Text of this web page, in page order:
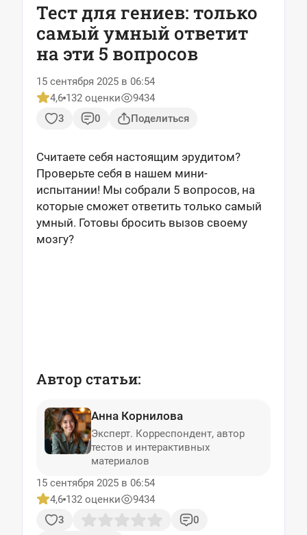
Тест для гениев: только
самый умный ответит
на эти 5 вопросов
15 сентября 2025 в 06:54
4,6 132 оценки
9434
3
0 Поделиться
Считаете себя настоящим эрудитом?
Проверьте себя в нашем мини-
испытании! Мы собрали 5 вопросов, на
которые сможет ответить только самый
умный. Готовы бросить вызов своему
мозгу?
Автор статьи:
Анна Корнилова
Эксперт. Корреспондент, автор
тестов и интерактивных
материалов
15 сентября 2025 в 06:54
4,6 132 оценки
9434
3
0